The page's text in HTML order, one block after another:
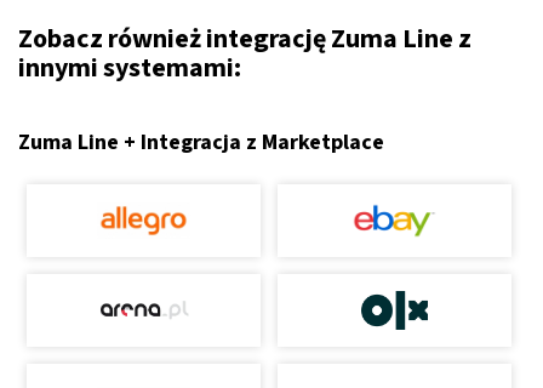
Zobacz również integrację Zuma Line z
innymi systemami:
Zuma Line + Integracja z Marketplace